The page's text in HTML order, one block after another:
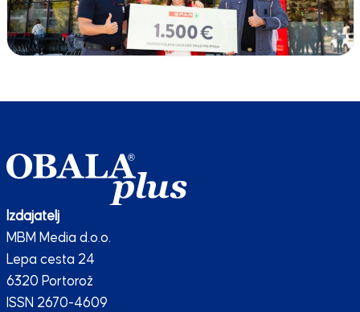
Izdajatelj
MBM Media d.o.o.
Lepa cesta 24
6320 Portorož
ISSN 2670-4609